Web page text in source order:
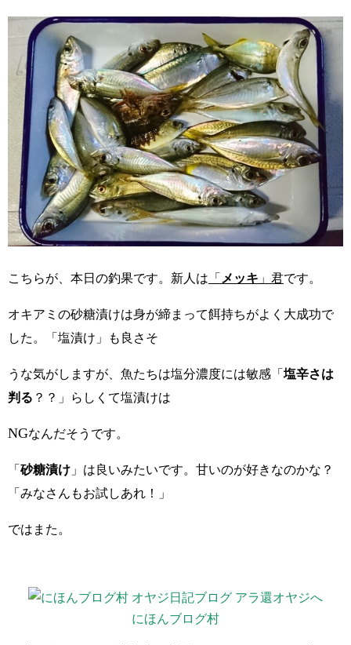
こちらが、本日の釣果です。新人は 「 メッキ 」君です。
オキアミ の砂糖漬けは身が締まって餌持ちがよく大成功で
した。「塩漬け」も良さそ
うな気がしますが、魚たちは塩分濃度には敏感「 塩辛さは
判る ？？」らしくて塩漬けは
NGなんだそうです。
「 砂糖漬け 」は良いみたいです。甘いのが好きなのかな？
「みなさんもお試しあれ！」
ではまた。
にほんブログ村